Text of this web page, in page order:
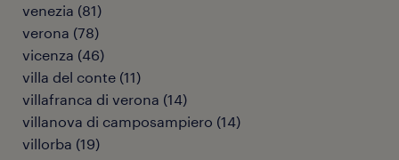
venezia (81)
verona (78)
vicenza (46)
villa del conte (11)
villafranca di verona (14)
villanova di camposampiero (14)
villorba (19)